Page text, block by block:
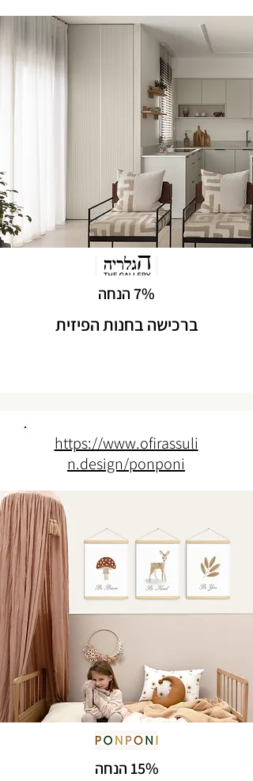
7% הנחה
ברכישה בחנות הפיזית
https://www.ofirassuli
n.design/ponponi
15% הנחה